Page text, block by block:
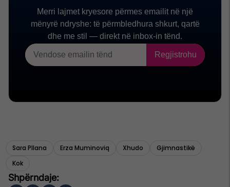
Sara Pllana Erza Muminoviq Xhudo
Gjimnastikë
Kok